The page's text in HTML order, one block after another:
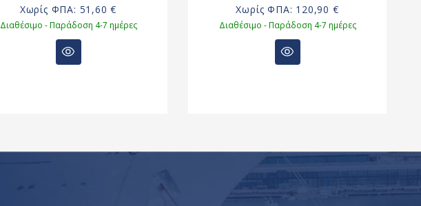
Χωρίς ΦΠΑ: 51,60 €
Διαθέσιμο - Παράδοση 4-7 ημέρες
Χωρίς ΦΠΑ: 120,90 €
Διαθέσιμο - Παράδοση 4-7 ημέρες